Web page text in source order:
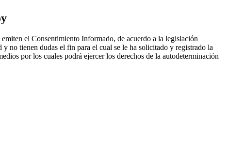
el Consentimiento Informado, de acuerdo a la legislación
no tienen dudas el fin para el cual se le ha solicitado y registrado la
por los cuales podrá ejercer los derechos de la autodeterminación